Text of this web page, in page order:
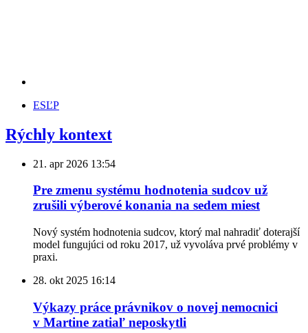
ESĽP
Rýchly kontext
21. apr 2026 13:54
Pre zmenu systému hodnotenia sudcov už
zrušili výberové konania na sedem miest
Nový systém hodnotenia sudcov, ktorý mal nahradiť doterajší
model fungujúci od roku 2017, už vyvoláva prvé problémy v
praxi.
28. okt 2025 16:14
Výkazy práce právnikov o novej nemocnici
v Martine zatiaľ neposkytli